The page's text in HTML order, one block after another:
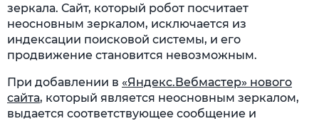
зеркала. Сайт, который робот посчитает
неосновным зеркалом, исключается из
индексации поисковой системы, и его
продвижение становится невозможным.
При добавлении в «Яндекс.Вебмастер» нового
сайта, который является неосновным зеркалом,
выдается соответствующее сообщение и